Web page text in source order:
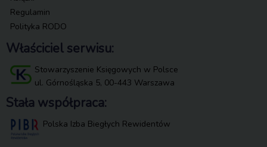
Regulamin
Polityka RODO
Właściciel serwisu:
Stowarzyszenie Księgowych w Polsce
ul. Górnośląska 5, 00-443 Warszawa
Stała współpraca:
Polska Izba Biegłych Rewidentów